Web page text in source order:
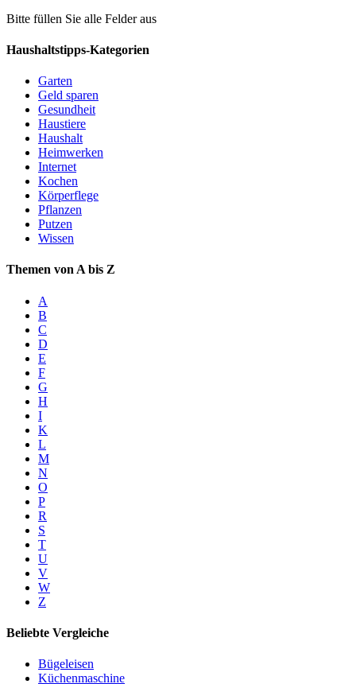
Bitte füllen Sie alle Felder aus
Haushaltstipps-Kategorien
Garten
Geld sparen
Gesundheit
Haustiere
Haushalt
Heimwerken
Internet
Kochen
Körperflege
Pflanzen
Putzen
Wissen
Themen von A bis Z
A
B
C
D
E
F
G
H
I
K
L
M
N
O
P
R
S
T
U
V
W
Z
Beliebte Vergleiche
Bügeleisen
Küchenmaschine